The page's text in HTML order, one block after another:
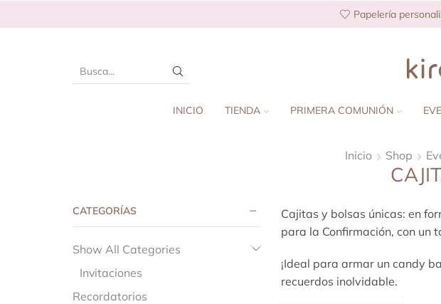
Papelería
INICIO TIENDA PRIMERA COMUNIÓN
Inicio Shop
Cajitas y bolsas únicas: en
para la Confirmación, con un
¡Ideal para armar un candy
recuerdos inolvidable.
CATEGORÍAS
Show All Categories
Invitaciones
Recordatorios